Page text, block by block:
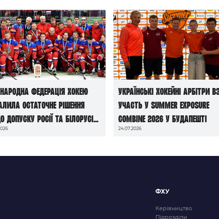
федерація хокею
остаточне рішення
допуску росії та білорусі
світу сезону
Українські хокейні арбітри
участь у Summer Exposure
Combine 2026 у Будапешті
24.07.2026
ФХУ
Керівництво
Підрозділи